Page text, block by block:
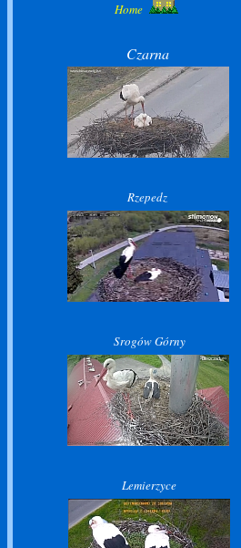
Home
Czarna
Rzepedz
Srogów Górny
Lemierzyce